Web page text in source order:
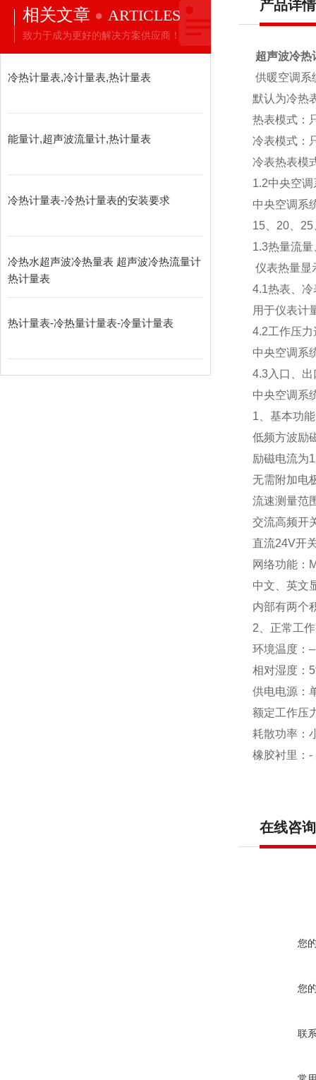
相关文章 ARTICLES
致力于成为更好的解决方案供应商！
冷热计量表,冷计量表,热计量表
能量计,超声波流量计,热计量表
冷热计量表-冷热计量表的安装要求
冷热水超声波冷热量表 超声波冷热流量计
热计量表
热计量表-冷热量计量表-冷量计量表
产品详情
超声波冷热
供暖空调系
默认为冷热
热表模式：
冷表模式：
冷表热表模
1.2中央空
中央空调系
15、20、
1.3热量流
仪表热量显
4.1热表、
用于仪表计
4.2工作压力
中央空调系
4.3入口、
中央空调系
1、基本功能
低频方波励
励磁电流为
无需附加电
流速测量范
交流高频开
直流24V开
网络功能：
中文、英文
内部有两个
2、正常工
环境温度：
相对湿度：
供电电源：
额定工作压
耗散功率：
橡胶衬里：
在线咨询
您
您
联